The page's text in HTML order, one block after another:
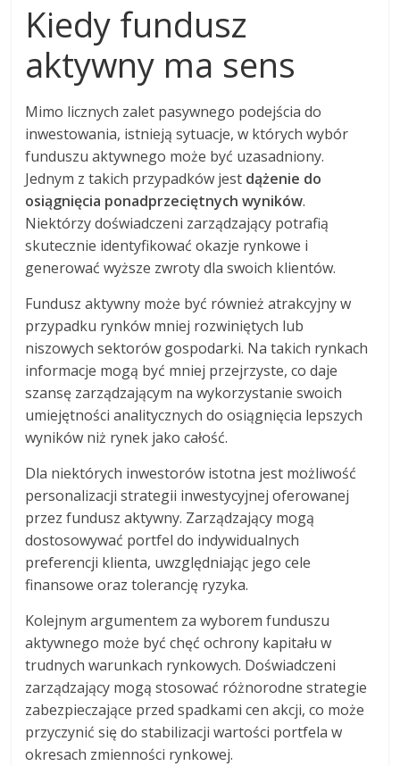
Kiedy fundusz
aktywny ma sens
Mimo licznych zalet pasywnego podejścia do
inwestowania, istnieją sytuacje, w których wybór
funduszu aktywnego może być uzasadniony.
Jednym z takich przypadków jest dążenie do
osiągnięcia ponadprzeciętnych wyników.
Niektórzy doświadczeni zarządzający potrafią
skutecznie identyfikować okazje rynkowe i
generować wyższe zwroty dla swoich klientów.
Fundusz aktywny może być również atrakcyjny w
przypadku rynków mniej rozwiniętych lub
niszowych sektorów gospodarki. Na takich rynkach
informacje mogą być mniej przejrzyste, co daje
szansę zarządzającym na wykorzystanie swoich
umiejętności analitycznych do osiągnięcia lepszych
wyników niż rynek jako całość.
Dla niektórych inwestorów istotna jest możliwość
personalizacji strategii inwestycyjnej oferowanej
przez fundusz aktywny. Zarządzający mogą
dostosowywać portfel do indywidualnych
preferencji klienta, uwzględniając jego cele
finansowe oraz tolerancję ryzyka.
Kolejnym argumentem za wyborem funduszu
aktywnego może być chęć ochrony kapitału w
trudnych warunkach rynkowych. Doświadczeni
zarządzający mogą stosować różnorodne strategie
zabezpieczające przed spadkami cen akcji, co może
przyczynić się do stabilizacji wartości portfela w
okresach zmienności rynkowej.